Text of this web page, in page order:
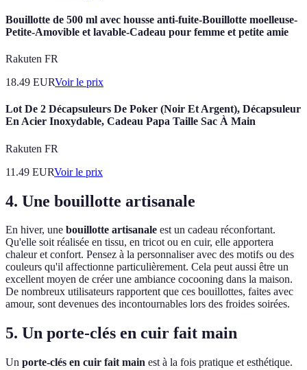
Bouillotte de 500 ml avec housse anti-fuite-Bouillotte moelleuse-
Petite-Amovible et lavable-Cadeau pour femme et petite amie
Rakuten FR
18.49 EURVoir le prix
Lot De 2 Décapsuleurs De Poker (Noir Et Argent), Décapsuleur
En Acier Inoxydable, Cadeau Papa Taille Sac À Main
Rakuten FR
11.49 EURVoir le prix
4. Une bouillotte artisanale
En hiver, une bouillotte artisanale est un cadeau réconfortant.
Qu'elle soit réalisée en tissu, en tricot ou en cuir, elle apportera
chaleur et confort. Pensez à la personnaliser avec des motifs ou des
couleurs qu'il affectionne particulièrement. Cela peut aussi être un
excellent moyen de créer une ambiance cocooning dans la maison.
De nombreux utilisateurs rapportent que ces bouillottes, faites avec
amour, sont devenues des incontournables lors des froides soirées.
5. Un porte-clés en cuir fait main
Un porte-clés en cuir fait main est à la fois pratique et esthétique.